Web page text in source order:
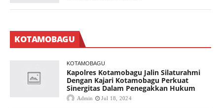
KOTAMOBAGU
KOTAMOBAGU
Kapolres Kotamobagu Jalin Silaturahmi
Dengan Kajari Kotamobagu Perkuat
Sinergitas Dalam Penegakkan Hukum
Admin Jul 18, 2024